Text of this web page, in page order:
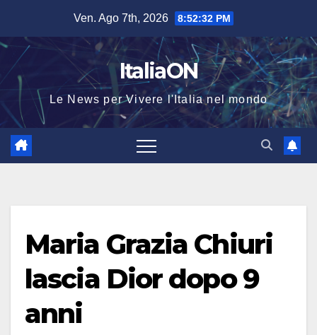
contenuto
Ven. Ago 7th, 2026 8:52:33 PM
ItaliaON
Le News per Vivere l'Italia nel mondo
Maria Grazia Chiuri
lascia Dior dopo 9
anni